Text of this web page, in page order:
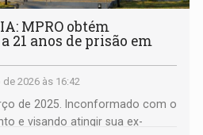
MPRO obtém
21 anos de prisão em
2026 às 16:42
de 2025. Inconformado com o
e visando atingir sua ex-